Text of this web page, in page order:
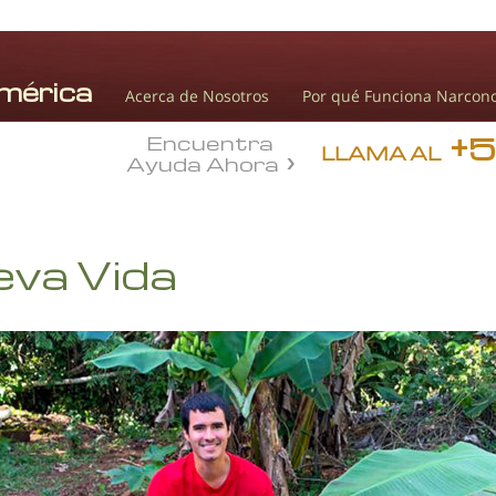
Acerca de Nosotros Por qué Funciona
LLAMA AL
Encuentra
Ayuda Ahora
Vida